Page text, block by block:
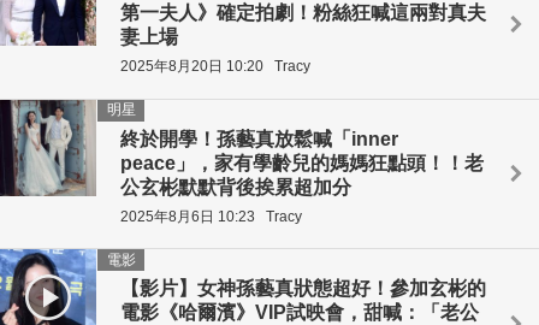
第一夫人》確定拍劇！粉絲狂喊這兩對真夫
妻上場
2025年8月20日 10:20 Tracy
終於開學！孫藝真放鬆喊「inner
peace」，家有學齡兒的媽媽狂點頭！！老
公玄彬默默背後挨累超加分
明星
2025年8月6日 10:23 Tracy
【影片】女神孫藝真狀態超好！參加玄彬的
電影《哈爾濱》VIP試映會，甜喊：「老公
電影